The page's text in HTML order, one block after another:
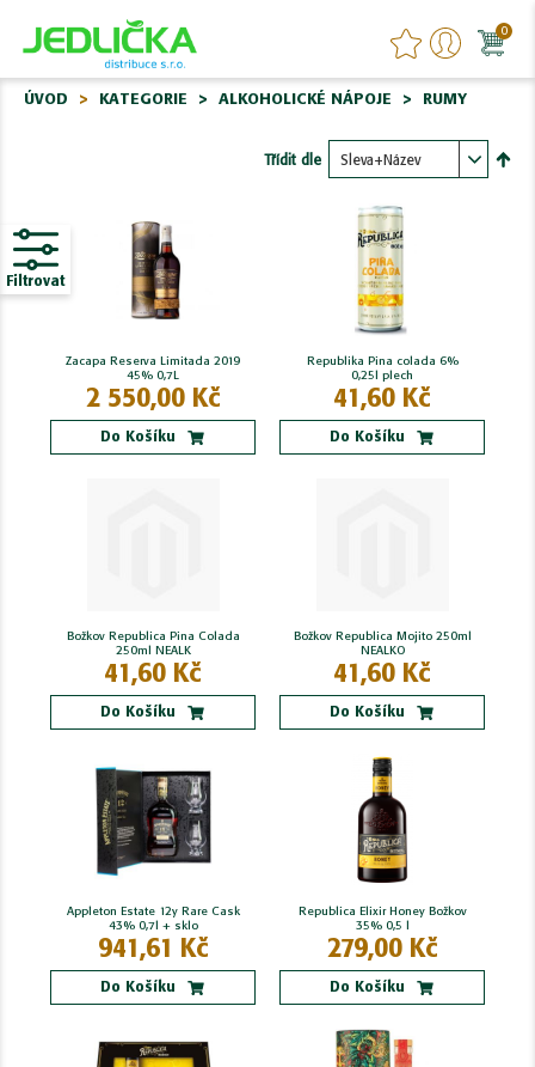
0
ÚVOD KATEGORIE ALKOHOLICKÉ NÁPOJE RUMY
Třídit dle
Zacapa Reserva Limitada 2019
45% 0,7L
2 550,00 Kč
Do Košíku
Republika Pina colada 6%
0,25l plech
41,60 Kč
Do Košíku
Božkov Republica Pina Colada
250ml NEALK
41,60 Kč
Do Košíku
Božkov Republica Mojito 250ml
NEALKO
41,60 Kč
Do Košíku
Appleton Estate 12y Rare Cask
43% 0,7l + sklo
941,61 Kč
Do Košíku
Republica Elixir Honey Božkov
35% 0,5 l
279,00 Kč
Do Košíku
Filtrovat